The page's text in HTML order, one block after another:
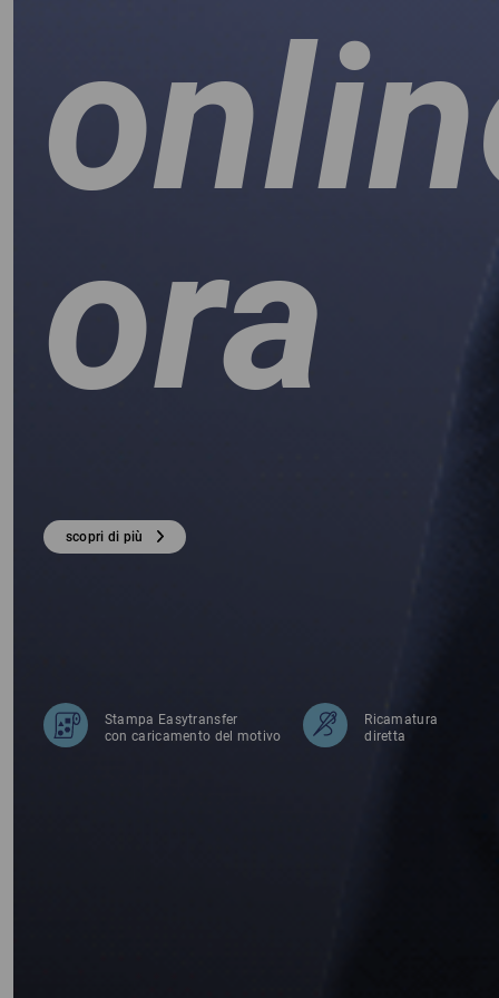
ora
scopri di più
Stampa Easytransfer
con caricamento del motivo
Ricamatura
diretta